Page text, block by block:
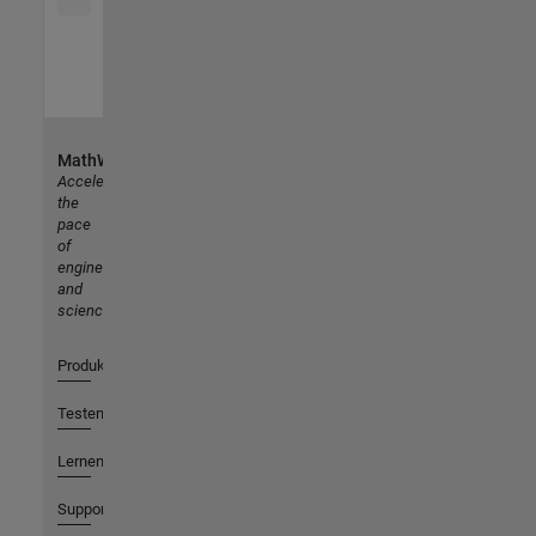
MathWorks
Accelerating
the
pace
of
engineering
and
science
Produkte
Testen oder Kaufen
Lernen
Support